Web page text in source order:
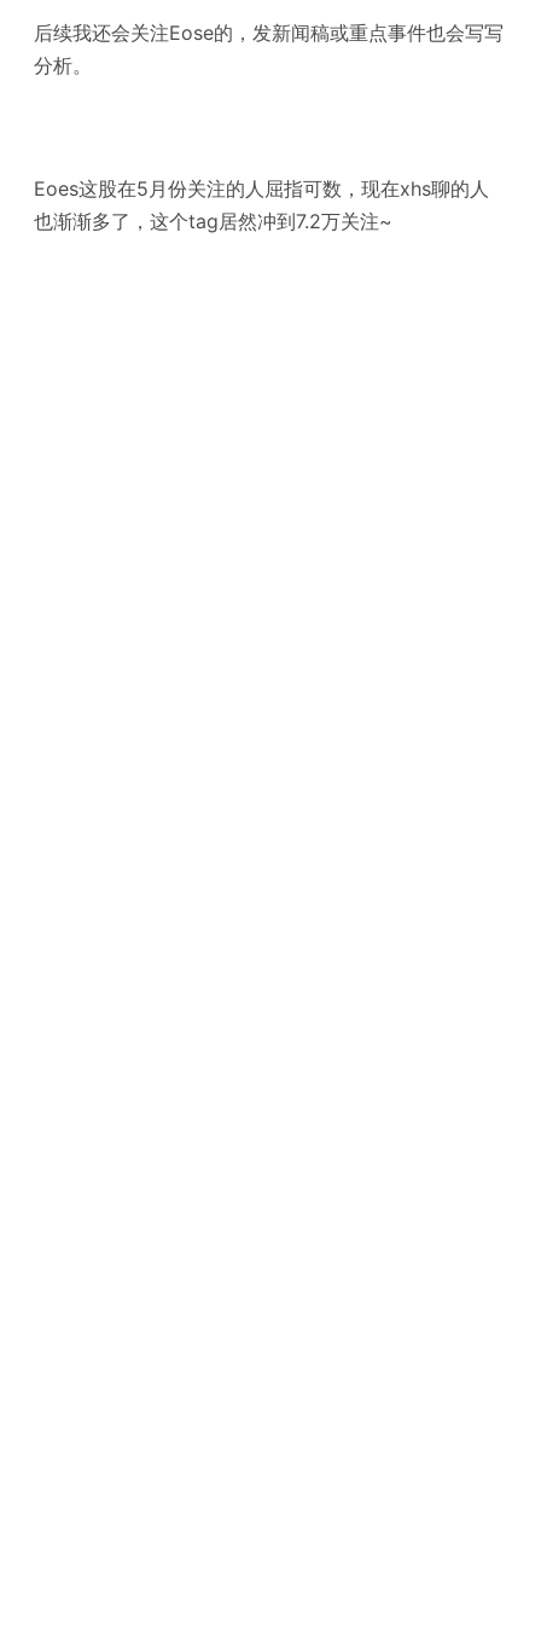
后续我还会关注Eose的，发新闻稿或重点事件也会写写
分析。
Eoes这股在5月份关注的人屈指可数，现在xhs聊的人
也渐渐多了，这个tag居然冲到7.2万关注~